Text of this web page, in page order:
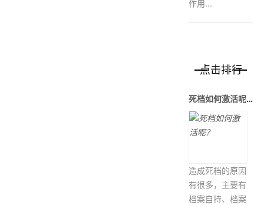
作用...
点击排行
死档如何激活呢？
造成死档的原因
有很多，主要有
档案自持、档案